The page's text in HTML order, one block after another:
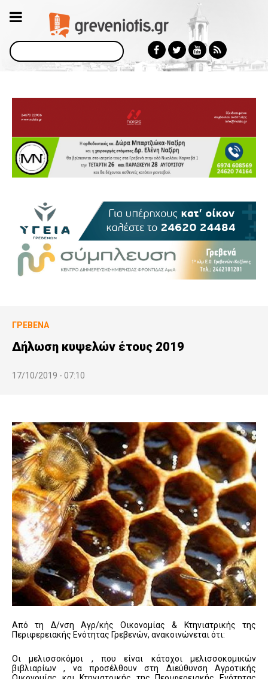
Αναζήτηση
ΓΡΕΒΕΝΆ
Δήλωση κυψελών έτους 2019
17/10/2019 - 07:10
Από τη Δ/νση Αγρ/κής Οικονομίας & Κτηνιατρικής της
Περιφερειακής Ενότητας Γρεβενών, ανακοινώνεται ότι:
Οι μελισσοκόμοι , που είναι κάτοχοι μελισσοκομικών
βιβλιαρίων , να προσέλθουν στη Διεύθυνση Αγροτικής